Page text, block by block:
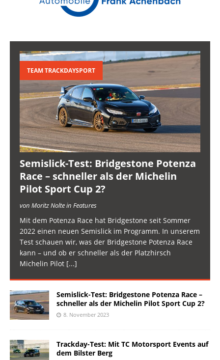
TEAM TRACKDAYSPORT
Semislick-Test: Bridgestone Potenza
Race – schneller als der Michelin
Pilot Sport Cup 2?
von Moritz Nolte in Features
Mit dem Potenza Race hat Bridgestone seit Sommer
2022 einen neuen Semislick im Programm. In unserem
Test schauen wir, was der Bridgestone Potenza Race
kann – und ob er schneller als der Platzhirsch
Michelin Pilot [...]
Semislick-Test: Bridgestone Potenza Race –
schneller als der Michelin Pilot Sport Cup 2?
8. November 2023
Trackday-Test: Mit TC Motorsport Events auf
dem Bilster Berg